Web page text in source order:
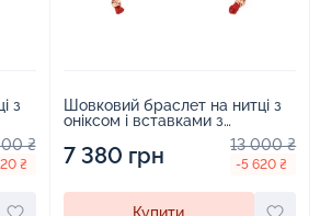
з
₴
₴
Шовковий браслет на нитці з
оніксом і вставками з
червоного золота - 2118625
7 380 грн 13 000 ₴
-5 620 ₴
Купити